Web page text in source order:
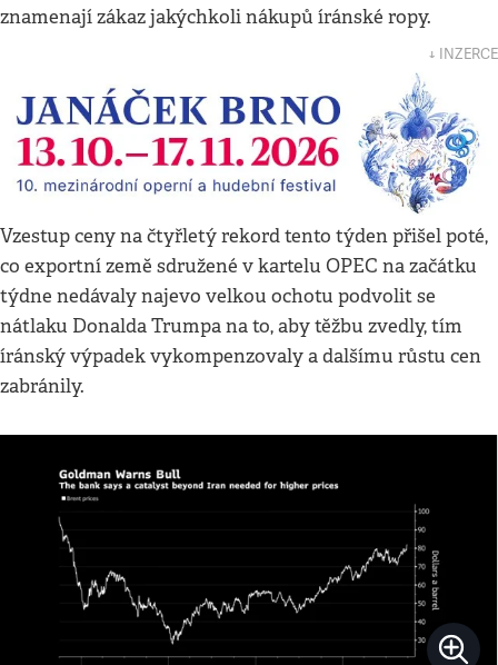
znamenají zákaz jakýchkoli nákupů íránské ropy.
↓ INZERCE
Vzestup ceny na čtyřletý rekord tento týden přišel poté,
co exportní země sdružené v kartelu OPEC na začátku
týdne nedávaly najevo velkou ochotu podvolit se
nátlaku Donalda Trumpa na to, aby těžbu zvedly, tím
íránský výpadek vykompenzovaly a dalšímu růstu cen
zabránily.